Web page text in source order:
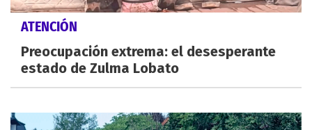
ATENCIÓN
Preocupación extrema: el desesperante
estado de Zulma Lobato